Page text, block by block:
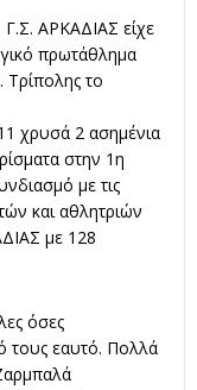
Γ.Σ. ΑΡΚΑΔΙΑΣ είχε
πρωτάθλημα
το
χρυσά 2 ασημένια
στην 1η
με τις
και αθλητριών
με 128
όσες
τους εαυτό. Πολλά